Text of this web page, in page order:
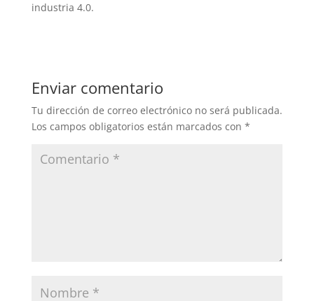
industria 4.0.
Enviar comentario
Tu dirección de correo electrónico no será publicada.
Los campos obligatorios están marcados con *